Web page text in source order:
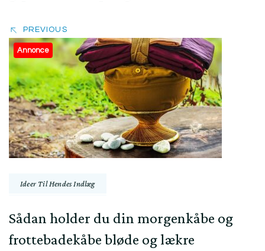
PREVIOUS
Annonce
Ideer Til Hendes Indlæg
Sådan holder du din morgenkåbe og
frottebadekåbe bløde og lækre